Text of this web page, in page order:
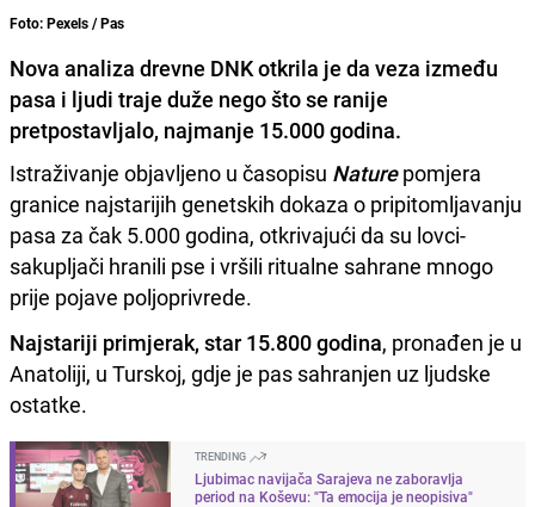
Foto: Pexels / Pas
Nova analiza drevne DNK otkrila je da veza između
pasa i ljudi traje duže nego što se ranije
pretpostavljalo, najmanje 15.000 godina.
Istraživanje objavljeno u časopisu Nature pomjera
granice najstarijih genetskih dokaza o pripitomljavanju
pasa za čak 5.000 godina, otkrivajući da su lovci-
sakupljači hranili pse i vršili ritualne sahrane mnogo
prije pojave poljoprivrede.
Najstariji primjerak, star 15.800 godina, pronađen je u
Anatoliji, u Turskoj, gdje je pas sahranjen uz ljudske
ostatke.
TRENDING
Ljubimac navijača Sarajeva ne zaboravlja
period na Koševu: "Ta emocija je neopisiva"